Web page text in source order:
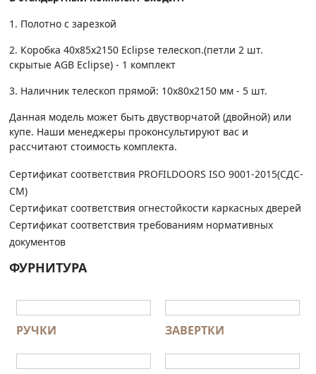
1. Полотно c зарезкой
2. Коробка 40х85х2150 Eclipse телескоп.(петли 2 шт.
скрытые AGB Eclipse) - 1 комплект
3. Наличник телескоп прямой: 10х80х2150 мм - 5 шт.
Данная модель может быть двустворчатой (двойной) или
купе. Наши менеджеры проконсультируют вас и
рассчитают стоимость комплекта.
Сертификат соответствия PROFILDOORS ISO 9001-2015(СДС-
СМ)
Сертификат соответствия огнестойкости каркасных дверей
Сертификат соответствия требованиям нормативных
документов
ФУРНИТУРА
РУЧКИ ЗАВЕРТКИ